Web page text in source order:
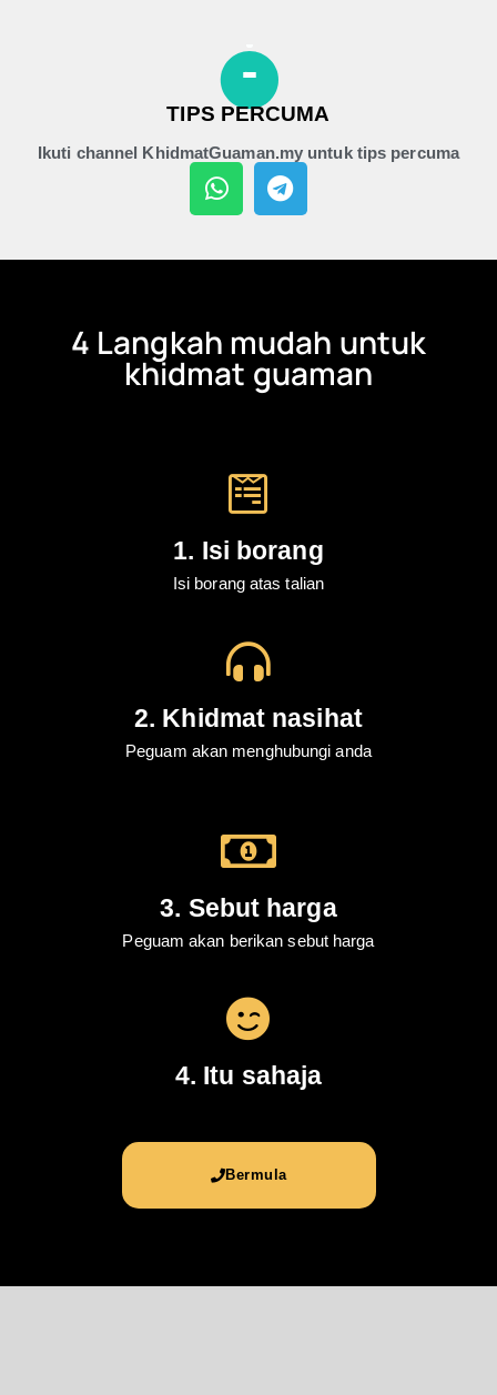
TIPS PERCUMA
Ikuti channel KhidmatGuaman.my untuk tips percuma
4 Langkah mudah untuk
khidmat guaman
1. Isi borang
Isi borang atas talian
2. Khidmat nasihat
Peguam akan menghubungi anda
3. Sebut harga
Peguam akan berikan sebut harga
4. Itu sahaja
Bermula